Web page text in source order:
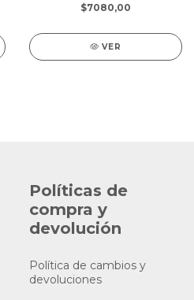
$7080,00
VER
Políticas de
compra y
devolución
Política de cambios y
devoluciones